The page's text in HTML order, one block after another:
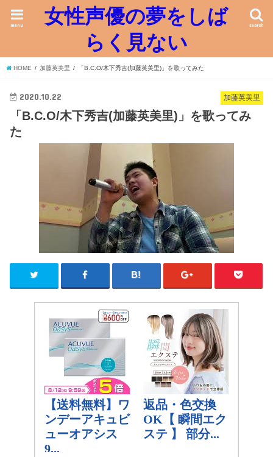
女性声優の夢をしば
らく見ない
search
menu
HOME 加藤英美里 「B.C.O/木下秀吉(加藤英美里)」を歌ってみた
加藤英美里
2020.10.22
「B.C.O/木下秀吉(加藤英美里)」を歌ってみ
た